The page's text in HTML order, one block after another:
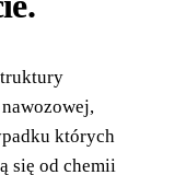
których
się od chemii